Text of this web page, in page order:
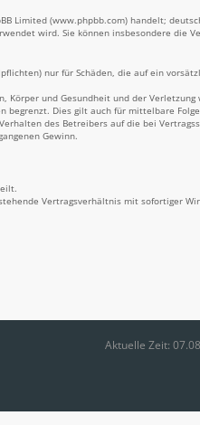
Limited (www.phpbb.com) handelt;
wird. Sie können insbesondere die
nur für Schäden, die auf ein
Körper und Gesundheit und der
Dies gilt auch für mittelbare
des Betreibers auf die bei
Gewinn.
Vertragsverhältnis mit sofortiger
Aktuelle Zeit: